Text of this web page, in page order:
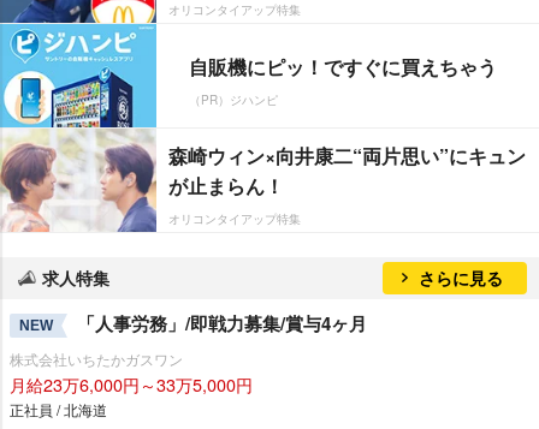
オリコンタイアップ特集
自販機にピッ！ですぐに買えちゃう
（PR）ジハンピ
森崎ウィン×向井康二“両片思い”にキュン
が止まらん！
オリコンタイアップ特集
求人特集 さらに見る
NEW 「人事労務」/即戦力募集/賞与4ヶ月
株式会社いちたかガスワン
月給23万6,000円～33万5,000円
正社員 / 北海道